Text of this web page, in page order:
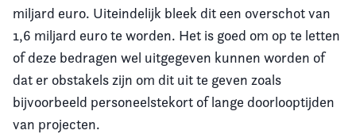
miljard euro. Uiteindelijk bleek dit een overschot van
1,6 miljard euro te worden. Het is goed om op te letten
of deze bedragen wel uitgegeven kunnen worden of
dat er obstakels zijn om dit uit te geven zoals
bijvoorbeeld personeelstekort of lange doorlooptijden
van projecten.